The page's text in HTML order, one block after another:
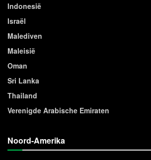
Indonesië
Israël
Malediven
Maleisië
Oman
Sri Lanka
Thailand
Verenigde Arabische Emiraten
Noord-Amerika